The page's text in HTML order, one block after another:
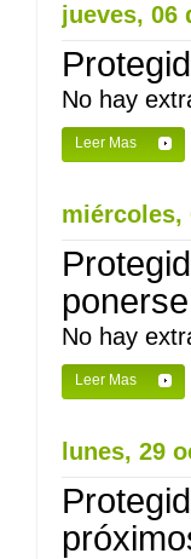
jueves, 06
No hay
Leer Mas
miércoles,
No hay
Leer Mas
lunes, 29